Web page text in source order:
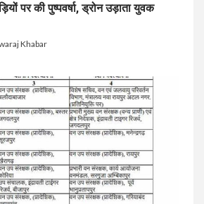
पर की पुष्पवर्षा, ड्रोन उड़ाता युवक
Khabar